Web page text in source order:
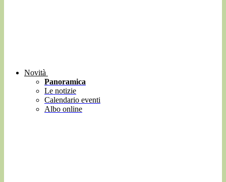
Novità
Panoramica
Le notizie
Calendario eventi
Albo online